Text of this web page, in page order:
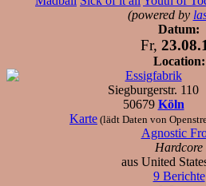
(powered by
Datum:
Fr,
Location:
Essigfabrik
Siegburgerstr. 110
50679 Köln
Karte (lädt Daten von
Agnostic
Hardcore
aus United
9 Berichte